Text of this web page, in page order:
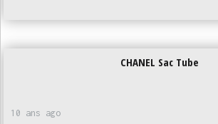
CHANEL Sac Tube
10 ans ago